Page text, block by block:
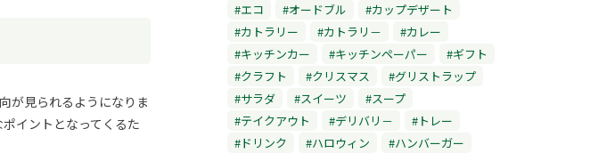
が見られるようになりま
イントとなってくるた
#エコ
#オードブル
#カップデザート
#カトラリー
#カトラリ－
#カレー
#キッチンカー
#キッチンペーパー
#ギフト
#クラフト
#クリスマス
#グリストラップ
#サラダ
#スイーツ
#スープ
#テイクアウト
#デリバリ－
#トレー
#ドリンク
#ハロウィン
#ハンバーガー